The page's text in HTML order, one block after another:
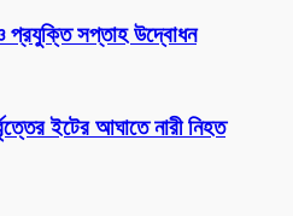
ও প্রযুক্তি সপ্তাহ উদ্বোধন
ইটের আঘাতে নারী নিহত